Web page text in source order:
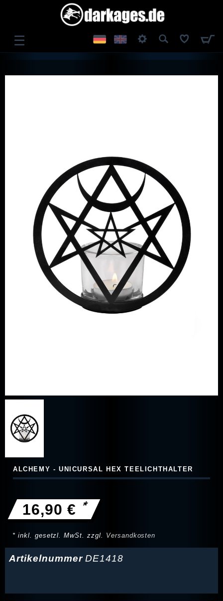
☰
ALCHEMY - UNICURSAL HEX TEELICHTHALTER
16,90 € *
* inkl. gesetzl. MwSt. zzgl. Versandkosten
ArtikelnummerDE1418